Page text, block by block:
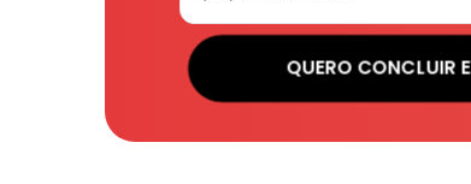
QUERO CONCLUIR